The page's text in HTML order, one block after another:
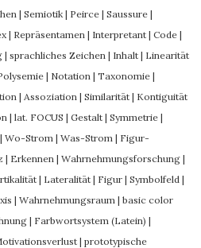
| Semiotik | Peirce | Saussure |
| Repräsentamen | Interpretant | Code |
| sprachliches Zeichen | Inhalt | Linearität
| Notation | Taxonomie |
| Assoziation | Similarität | Kontiguität
| lat. FOCUS | Gestalt | Symmetrie |
| Wo-Strom | Was-Strom | Figur-
| Erkennen | Wahrnehmungsforschung |
| Lateralität | Figur | Symbolfeld |
| Wahrnehmungsraum | basic color
| Farbwortsystem (Latein) |
| prototypische